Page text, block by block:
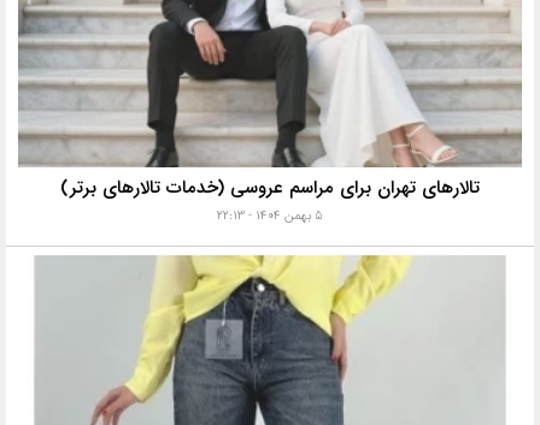
تالارهای تهران برای مراسم عروسی (خدمات تالارهای برتر)
۵ بهمن ۱۴۰۴ - ۲۲:۱۳